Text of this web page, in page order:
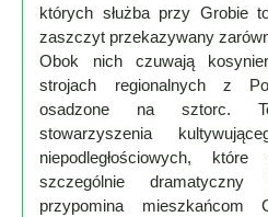
Beskid
Niski
Pogórze
Kalendarz
imprez
których służba przy Grobie
zaszczyt przekazywany
Obok nich czuwają
strojach regionalnych z
osadzone na sztorc.
stowarzyszenia
niepodległościowych,
szczególnie
przypomina mieszkańcom